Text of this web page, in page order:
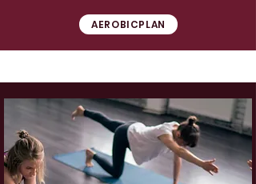
AEROBICPLAN